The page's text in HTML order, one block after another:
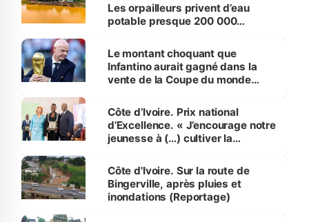
Les orpailleurs privent d’eau
potable presque 200 000
Le montant choquant que
Infantino aurait gagné dans la
vente de la Coupe du monde
Côte d’Ivoire. Prix national
d’Excellence. « J’encourage notre
jeunesse à (…) cultiver la
(Alassane Ouattara
Côte d'Ivoire. Sur la route de
Bingerville, après pluies et
inondations (Reportage)